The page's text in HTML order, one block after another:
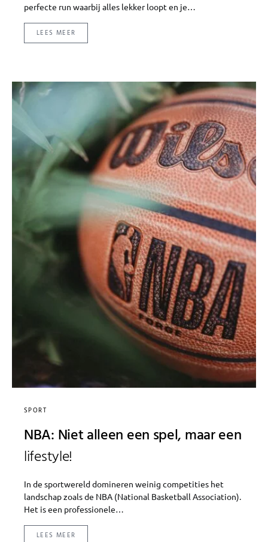
perfecte run waarbij alles lekker loopt en je…
LEES MEER
SPORT
NBA: Niet alleen een spel, maar een
lifestyle!
In de sportwereld domineren weinig competities het
landschap zoals de NBA (National Basketball Association).
Het is een professionele…
LEES MEER